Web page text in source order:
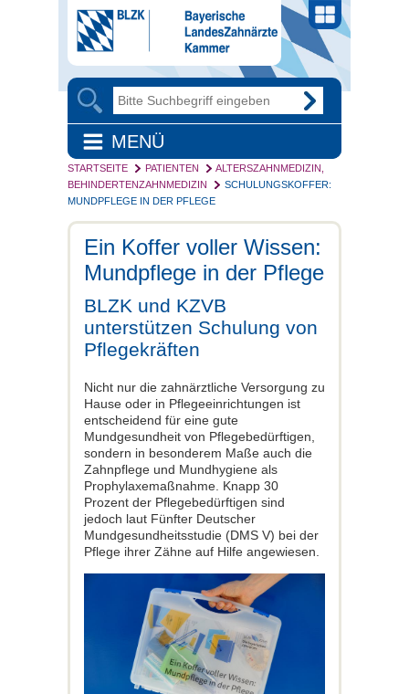
MENÜ
STARTSEITE PATIENTEN
ALTERSZAHNMEDIZIN,
BEHINDERTENZAHNMEDIZIN
SCHULUNGSKOFFER:
MUNDPFLEGE IN DER PFLEGE
Ein Koffer voller Wissen:
Mundpflege in der Pflege
BLZK und KZVB
unterstützen Schulung von
Pflegekräften
Nicht nur die zahnärztliche Versorgung zu
Hause oder in Pflegeeinrichtungen ist
entscheidend für eine gute
Mundgesundheit von Pflegebedürftigen,
sondern in besonderem Maße auch die
Zahnpflege und Mundhygiene als
Prophylaxemaßnahme. Knapp 30
Prozent der Pflegebedürftigen sind
jedoch laut Fünfter Deutscher
Mundgesundheitsstudie (DMS V) bei der
Pflege ihrer Zähne auf Hilfe angewiesen.